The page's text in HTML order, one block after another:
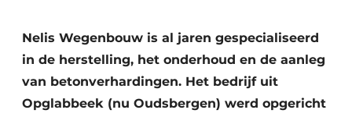
Nelis Wegenbouw is al jaren gespecialiseerd
in de herstelling, het onderhoud en de aanleg
van betonverhardingen. Het bedrijf uit
Opglabbeek (nu Oudsbergen) werd opgericht